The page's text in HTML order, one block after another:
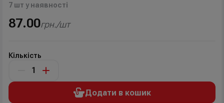
7 шт у наявності
87.00грн./шт
Кількість
Додати в кошик